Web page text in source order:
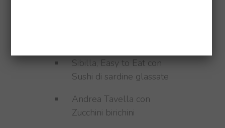
Sibilla, Easy to Eat con
Sushi di sardine glassate
Andrea Tavella con
Zucchini birichini